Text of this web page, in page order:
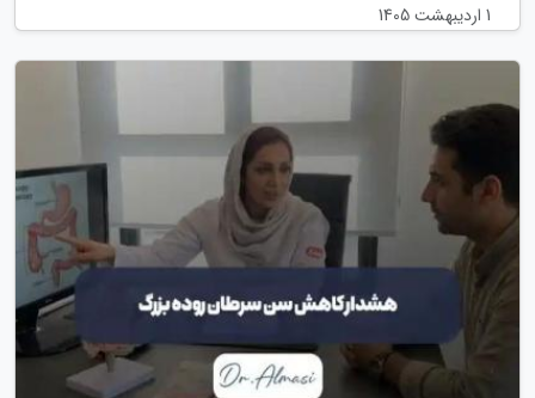
1 اردیبهشت 1405